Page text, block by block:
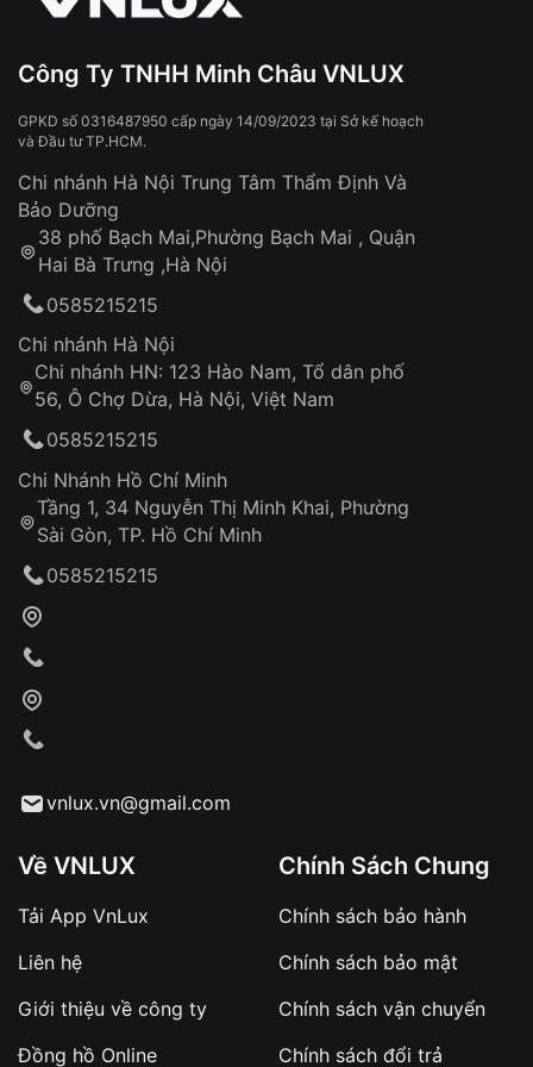
Thời gian vận chuyển trung bình: 3 – 5 ngày
làm việc
Áp dụng cho tất cả tỉnh thành trên toàn quốc
Thời gian tính từ khi xác nhận đơn hàng thành
công
Hotline: 0585 215 215
Từ khóa SEO:
Khách hàng kiểm tra và thanh toán trực tiếp
Từ khóa SEO:
sản phẩm đặc biệt
hàng
Số tiền còn lại thanh toán khi nhận hàng hoặc
Đeo đồng hồ khi tắm nước nóng, xông
Đồng hồ bị hư hỏng do:
Tai nạn hoặc tác động từ bên ngoài
Hao mòn tự nhiên theo thời gian:
Dây đeo
Sản phẩm đã bị:
Tự ý sửa chữa
thống VNLUX
Đảm bảo quyền lợi khách hàng
Đồng hành cùng khách hàng trong suốt quá
trình sử dụng
Công Ty TNHH Minh Châu VNLUX
GPKD số 0316487950 cấp ngày 14/09/2023 tại Sở kế hoạch
và Đầu tư TP.HCM.
Chi nhánh Hà Nội Trung Tâm Thẩm Định Và
Bảo Dưỡng
38 phố Bạch Mai,Phường Bạch Mai , Quận
Hai Bà Trưng ,Hà Nội
0585215215
Chi nhánh Hà Nội
Chi nhánh HN: 123 Hào Nam, Tổ dân phố
56, Ô Chợ Dừa, Hà Nội, Việt Nam
0585215215
Chi Nhánh Hồ Chí Minh
Tầng 1, 34 Nguyễn Thị Minh Khai, Phường
Sài Gòn, TP. Hồ Chí Minh
0585215215
vnlux.vn@gmail.com
Về VNLUX
Tải App VnLux
Liên hệ
Giới thiệu về công ty
Đồng hồ Online
Chính Sách Chung
Chính sách bảo hành
Chính sách bảo mật
Chính sách vận chuyển
Chính sách đổi trả